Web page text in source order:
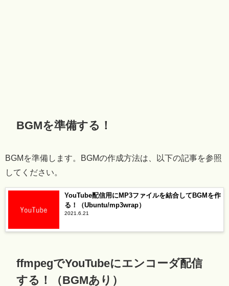
BGMを準備する！
BGMを準備します。BGMの作成方法は、以下の記事を参照
してください。
YouTube配信用にMP3ファイルを結合してBGMを作
る！（Ubuntu/mp3wrap）
2021.6.21
ffmpegでYouTubeにエンコーダ配信
する！（BGMあり）